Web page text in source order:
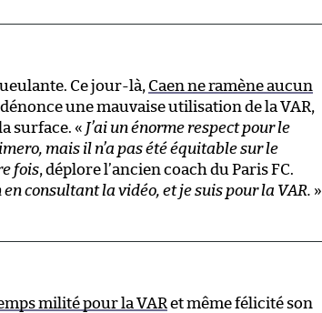
Ce jour-là, Caen ne ramène aucun
une mauvaise utilisation de la VAR,
surface. « J’ai un énorme respect pour le
mais il n’a pas été équitable sur le
fois, déplore l’ancien coach du Paris FC.
consultant la vidéo, et je suis pour la VAR. »
milité pour la VARet même félicité son